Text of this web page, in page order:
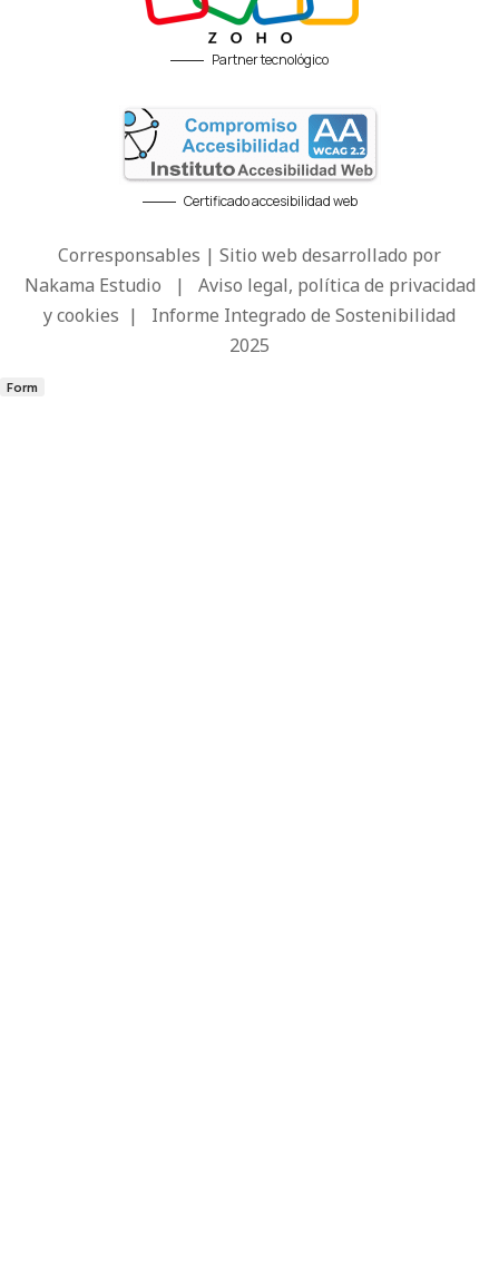
Partner tecnológico
Certificado accesibilidad web
Corresponsables | Sitio web desarrollado por
Nakama Estudio | Aviso legal, política de privacidad
y cookies | Informe Integrado de Sostenibilidad
2025
Form